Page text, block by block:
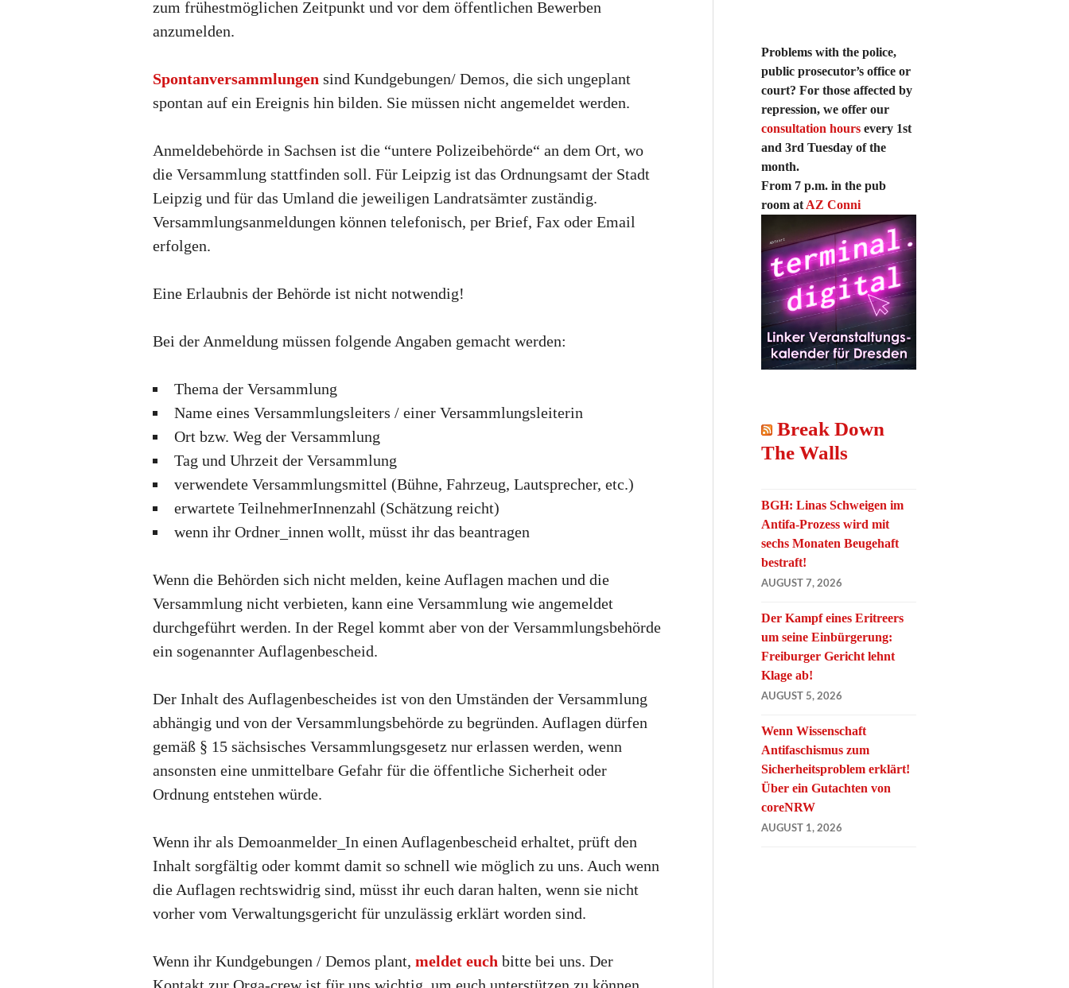
zum frühestmöglichen Zeitpunkt und vor dem öffentlichen Bewerben
anzumelden.
Spontanversammlungen sind Kundgebungen/ Demos, die sich ungeplant
spontan auf ein Ereignis hin bilden. Sie müssen nicht angemeldet werden.
Anmeldebehörde in Sachsen ist die “untere Polizeibehörde“ an dem Ort, wo
die Versammlung stattfinden soll. Für Leipzig ist das Ordnungsamt der Stadt
Leipzig und für das Umland die jeweiligen Landratsämter zuständig.
Versammlungsanmeldungen können telefonisch, per Brief, Fax oder Email
erfolgen.
Eine Erlaubnis der Behörde ist nicht notwendig!
Bei der Anmeldung müssen folgende Angaben gemacht werden:
Thema der Versammlung
Name eines Versammlungsleiters / einer Versammlungsleiterin
Ort bzw. Weg der Versammlung
Tag und Uhrzeit der Versammlung
verwendete Versammlungsmittel (Bühne, Fahrzeug, Lautsprecher, etc.)
erwartete TeilnehmerInnenzahl (Schätzung reicht)
wenn ihr Ordner_innen wollt, müsst ihr das beantragen
Wenn die Behörden sich nicht melden, keine Auflagen machen und die
Versammlung nicht verbieten, kann eine Versammlung wie angemeldet
durchgeführt werden. In der Regel kommt aber von der Versammlungsbehörde
ein sogenannter Auflagenbescheid.
Der Inhalt des Auflagenbescheides ist von den Umständen der Versammlung
abhängig und von der Versammlungsbehörde zu begründen. Auflagen dürfen
gemäß § 15 sächsisches Versammlungsgesetz nur erlassen werden, wenn
ansonsten eine unmittelbare Gefahr für die öffentliche Sicherheit oder
Ordnung entstehen würde.
Wenn ihr als Demoanmelder_In einen Auflagenbescheid erhaltet, prüft den
Inhalt sorgfältig oder kommt damit so schnell wie möglich zu uns. Auch wenn
die Auflagen rechtswidrig sind, müsst ihr euch daran halten, wenn sie nicht
vorher vom Verwaltungsgericht für unzulässig erklärt worden sind.
Wenn ihr Kundgebungen / Demos plant, meldet euch bitte bei uns. Der
Problems with the police,
public prosecutor’s office or
court? For those affected by
repression, we offer our
consultation hours every 1st
and 3rd Tuesday of the
month.
From 7 p.m. in the pub
room at AZ Conni
Break Down
The Walls
BGH: Linas Schweigen im
Antifa-Prozess wird mit
sechs Monaten Beugehaft
bestraft!
AUGUST 7, 2026
Der Kampf eines Eritreers
um seine Einbürgerung:
Freiburger Gericht lehnt
Klage ab!
AUGUST 5, 2026
Wenn Wissenschaft
Antifaschismus zum
Sicherheitsproblem erklärt!
Über ein Gutachten von
coreNRW
AUGUST 1, 2026